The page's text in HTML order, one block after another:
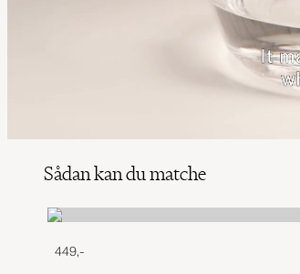
Sådan kan du matche
449,-